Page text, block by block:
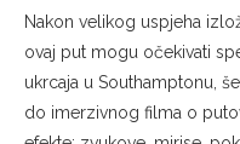
Nakon velikog uspjeha
ovaj put mogu očekivati
ukrcaja u Southamptonu,
do imerzivnog filma o